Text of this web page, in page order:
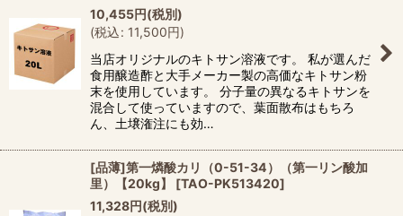
10,455円(税別)
(税込: 11,500円)
当店オリジナルのキトサン溶液です。 私が選んだ
食用醸造酢と大手メーカー製の高価なキトサン粉
末を使用しています。 分子量の異なるキトサンを
混合して使っていますので、葉面散布はもちろ
ん、土壌潅注にも効…
[品薄]第一燐酸カリ（0-51-34）（第一リン酸加
里）【20kg】
[TAO-PK513420]
11,328円(税別)